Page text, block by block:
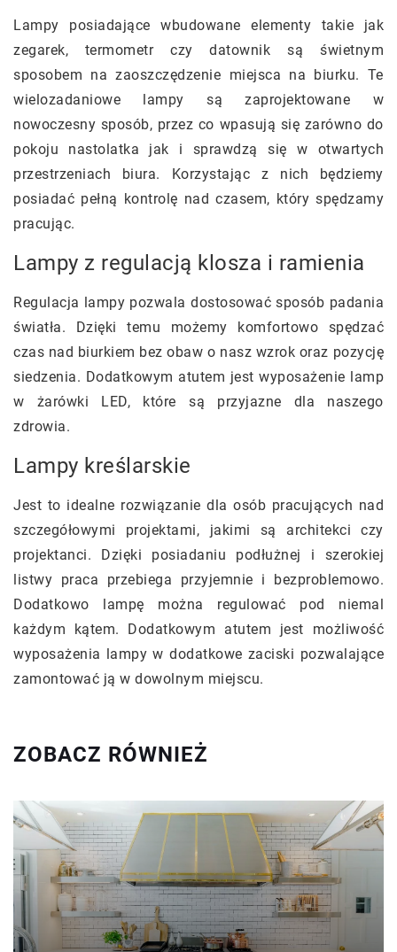
Lampy posiadające wbudowane elementy takie jak
zegarek, termometr czy datownik są świetnym
sposobem na zaoszczędzenie miejsca na biurku. Te
wielozadaniowe lampy są zaprojektowane w
nowoczesny sposób, przez co wpasują się zarówno do
pokoju nastolatka jak i sprawdzą się w otwartych
przestrzeniach biura. Korzystając z nich będziemy
posiadać pełną kontrolę nad czasem, który spędzamy
pracując.
Lampy z regulacją klosza i ramienia
Regulacja lampy pozwala dostosować sposób padania
światła. Dzięki temu możemy komfortowo spędzać
czas nad biurkiem bez obaw o nasz wzrok oraz pozycję
siedzenia. Dodatkowym atutem jest wyposażenie lamp
w żarówki LED, które są przyjazne dla naszego
zdrowia.
Lampy kreślarskie
Jest to idealne rozwiązanie dla osób pracujących nad
szczegółowymi projektami, jakimi są architekci czy
projektanci. Dzięki posiadaniu podłużnej i szerokiej
listwy praca przebiega przyjemnie i bezproblemowo.
Dodatkowo lampę można regulować pod niemal
każdym kątem. Dodatkowym atutem jest możliwość
wyposażenia lampy w dodatkowe zaciski pozwalające
zamontować ją w dowolnym miejscu.
ZOBACZ RÓWNIEŻ